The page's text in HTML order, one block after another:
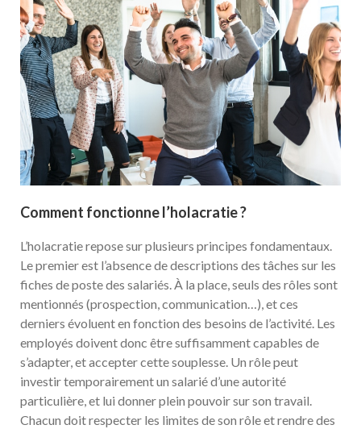
Comment fonctionne l’holacratie ?
L’holacratie repose sur plusieurs principes fondamentaux.
Le premier est l’absence de descriptions des tâches sur les
fiches de poste des salariés. À la place, seuls des rôles sont
mentionnés (prospection, communication…), et ces
derniers évoluent en fonction des besoins de l’activité. Les
employés doivent donc être suffisamment capables de
s’adapter, et accepter cette souplesse. Un rôle peut
investir temporairement un salarié d’une autorité
particulière, et lui donner plein pouvoir sur son travail.
Chacun doit respecter les limites de son rôle et rendre des